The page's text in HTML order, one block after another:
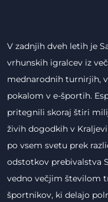
V zadnjih dveh letih je
vrhunskih igralcev iz
mednarodnih turnirjih,
pokalom v e-športih.
pritegnili skoraj štiri
živih dogodkih v
po vsem svetu prek
odstotkov prebivalstva
vedno večjim številom
športnikov, ki delajo